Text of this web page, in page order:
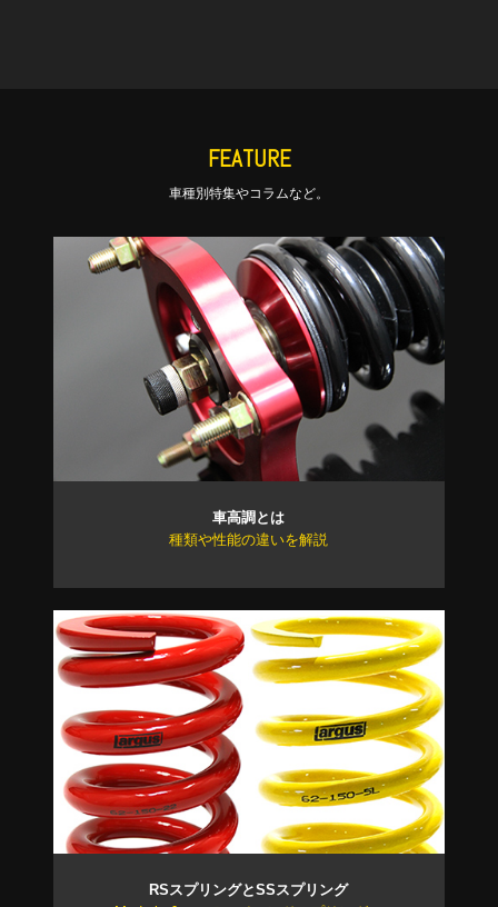
FEATURE
車種別特集やコラムなど。
車高調とは
種類や性能の違いを解説
RSスプリングとSSスプリング